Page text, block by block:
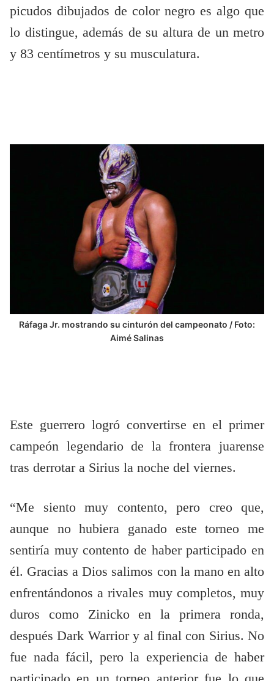
picudos dibujados de color negro es algo que
lo distingue, además de su altura de un metro
y 83 centímetros y su musculatura.
Ráfaga Jr. mostrando su cinturón del campeonato / Foto:
Aimé Salinas
Este guerrero logró convertirse en el primer
campeón legendario de la frontera juarense
tras derrotar a Sirius la noche del viernes.
“Me siento muy contento, pero creo que,
aunque no hubiera ganado este torneo me
sentiría muy contento de haber participado en
él. Gracias a Dios salimos con la mano en alto
enfrentándonos a rivales muy completos, muy
duros como Zinicko en la primera ronda,
después Dark Warrior y al final con Sirius. No
fue nada fácil, pero la experiencia de haber